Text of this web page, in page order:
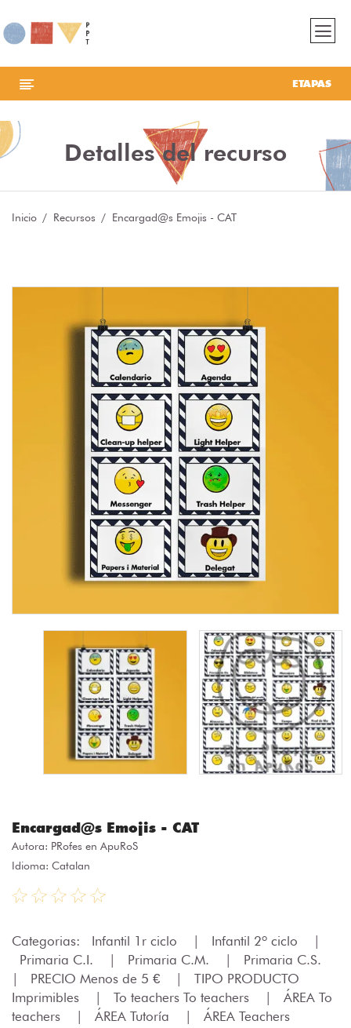
ETAPAS
Detalles del recurso
Inicio Recursos Encargad@s Emojis - CAT
Encargad@s Emojis - CAT
Autora: PRofes en ApuRoS
Idioma: Catalan
Categorias: Infantil 1r ciclo | Infantil 2º ciclo
|
Primaria C.I.
| Primaria C.M. |
Primaria C.S.
|
PRECIO Menos de 5 € |
TIPO PRODUCTO
Imprimibles
| To teachers To teachers |
ÁREA To
teachers
| ÁREA Tutoría | ÁREA Teachers